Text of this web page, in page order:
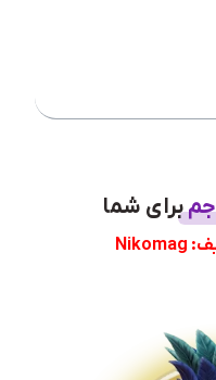
برای شما